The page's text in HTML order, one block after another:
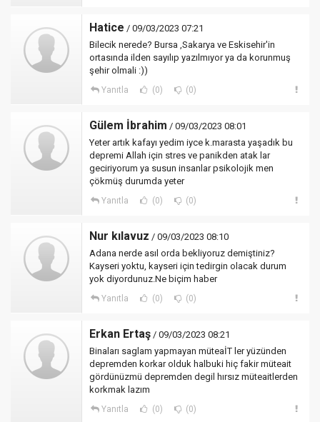
Hatice / 09/03/2023 07:21
Bilecik nerede? Bursa ,Sakarya ve Eskisehir'in
ortasında ilden sayılıp yazılmıyor ya da korunmuş
şehir olmali :))
Yanıtla (0) (0)
Gülem İbrahim / 09/03/2023 08:01
Yeter artık kafayı yedim iyce k.marasta yaşadık bu
depremi Allah için stres ve panikden atak lar
geciriyorum ya susun insanlar psikolojik men
çökmüş durumda yeter
Yanıtla (0) (0)
Nur kılavuz / 09/03/2023 08:10
Adana nerde asıl orda bekliyoruz demiştiniz?
Kayseri yoktu, kayseri için tedirgin olacak durum
yok diyordunuz.Ne biçim haber
Yanıtla (0) (0)
Erkan Ertaş / 09/03/2023 08:21
Binaları saglam yapmayan müteaİT ler yüzünden
depremden korkar olduk halbuki hiç fakir müteait
gördünüzmü depremden degil hırsız müteaitlerden
korkmak lazım
Yanıtla (0) (0)